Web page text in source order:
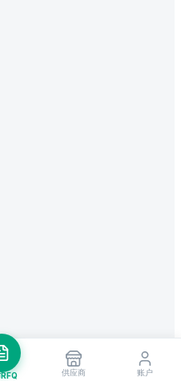
供应商 账户